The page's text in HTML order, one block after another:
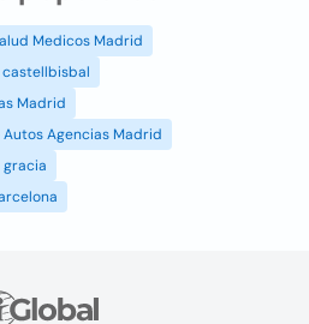
Medicos Madrid
castellbisbal
Madrid
Agencias Madrid
gracia